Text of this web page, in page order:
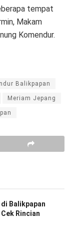
tempat
Makam
Komendur.
Balikpapan
Meriam Jepang
Balikpapan
Rincian